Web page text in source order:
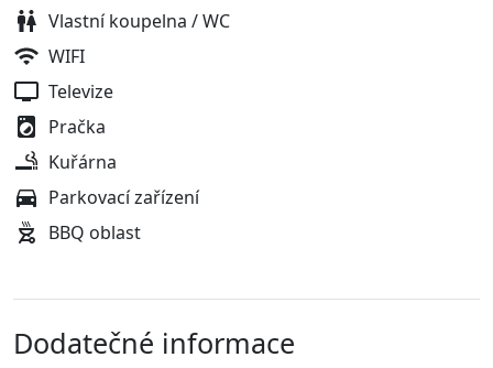
Vlastní koupelna / WC
WIFI
Televize
Pračka
Kuřárna
Parkovací zařízení
BBQ oblast
Dodatečné informace